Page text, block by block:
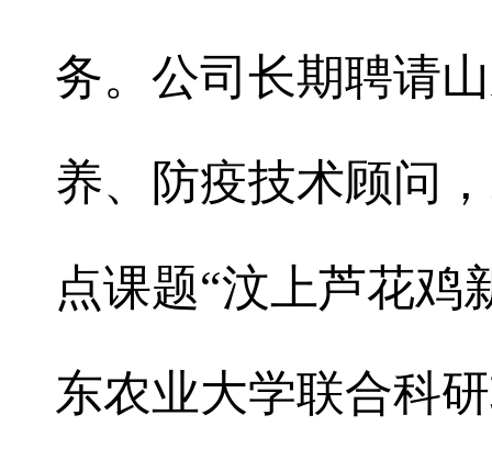
务。公司长期聘请
养、防疫技术顾问
点课题“汶上芦花鸡
东农业大学联合科